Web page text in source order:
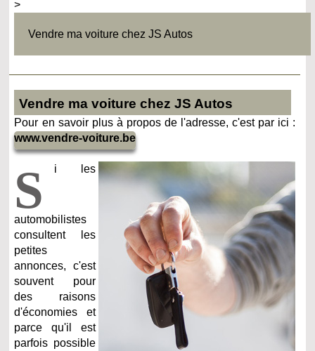
>
Vendre ma voiture chez JS Autos
Vendre ma voiture chez JS Autos
Pour en savoir plus à propos de l'adresse, c'est par ici :
www.vendre-voiture.be
S i les
automobilistes
consultent les
petites
annonces, c'est
souvent pour
des raisons
d'économies et
parce qu'il est
parfois possible